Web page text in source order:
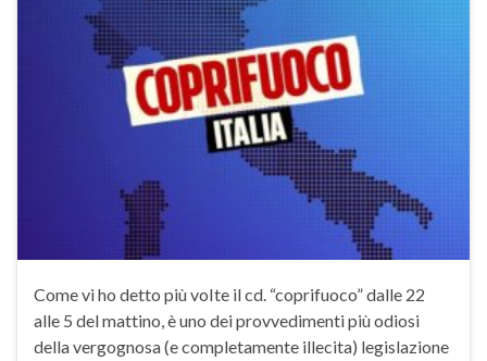
Come vi ho detto più voIte il cd. “coprifuoco” dalle 22
alle 5 del mattino, è uno dei provvedimenti più odiosi
della vergognosa (e completamente illecita) legislazione